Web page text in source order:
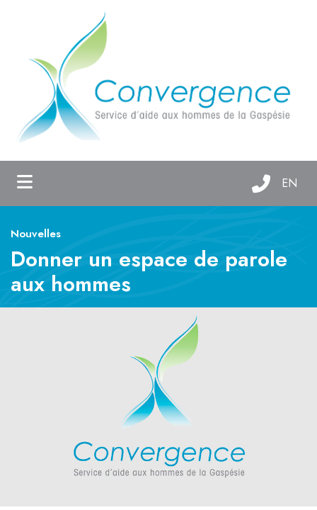
(Qui sommes-nous? )
(Services d'aide )
(Maison Oxygène )
EN
Nouvelles
Donner un espace de parole
aux hommes